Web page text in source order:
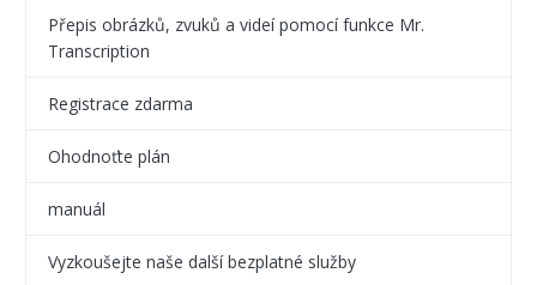
Přepis obrázků, zvuků a videí pomocí funkce Mr.
Transcription
Registrace zdarma
Ohodnoťte plán
manuál
Vyzkoušejte naše další bezplatné služby